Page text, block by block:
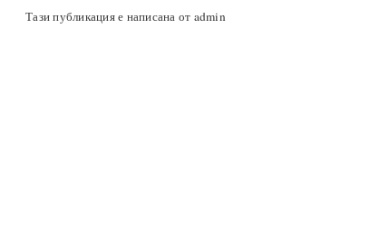
Тази публикация е написана от admin